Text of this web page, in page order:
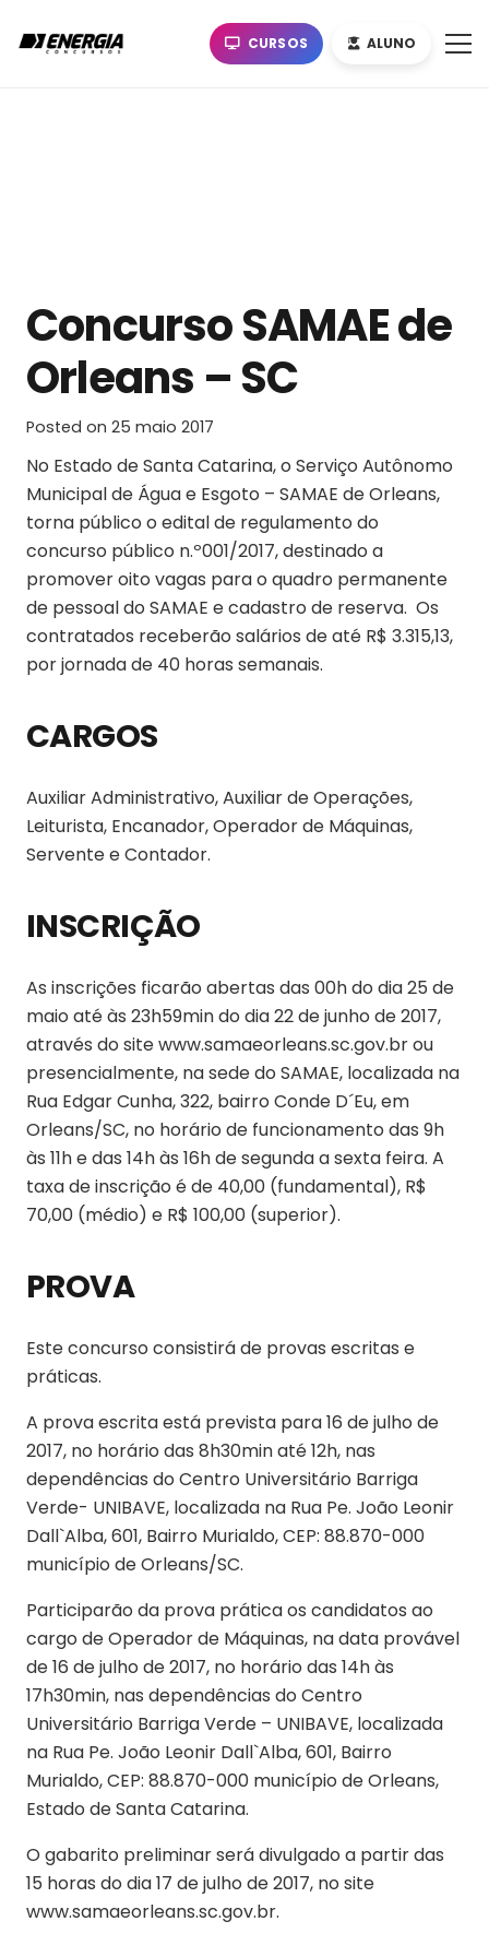
CURSOS ALUNO
Concurso SAMAE de
Orleans – SC
Posted on 25 maio 2017
No Estado de Santa Catarina, o Serviço Autônomo
Municipal de Água e Esgoto – SAMAE de Orleans,
torna público o edital de regulamento do
concurso público n.º001/2017, destinado a
promover oito vagas para o quadro permanente
de pessoal do SAMAE e cadastro de reserva. Os
contratados receberão salários de até R$ 3.315,13,
por jornada de 40 horas semanais.
CARGOS
Auxiliar Administrativo, Auxiliar de Operações,
Leiturista, Encanador, Operador de Máquinas,
Servente e Contador.
INSCRIÇÃO
As inscrições ficarão abertas das 00h do dia 25 de
maio até às 23h59min do dia 22 de junho de 2017,
através do site www.samaeorleans.sc.gov.br ou
presencialmente, na sede do SAMAE, localizada na
Rua Edgar Cunha, 322, bairro Conde D´Eu, em
Orleans/SC, no horário de funcionamento das 9h
às 11h e das 14h às 16h de segunda a sexta feira. A
taxa de inscrição é de 40,00 (fundamental), R$
70,00 (médio) e R$ 100,00 (superior).
PROVA
Este concurso consistirá de provas escritas e
práticas.
A prova escrita está prevista para 16 de julho de
2017, no horário das 8h30min até 12h, nas
dependências do Centro Universitário Barriga
Verde- UNIBAVE, localizada na Rua Pe. João Leonir
Dall`Alba, 601, Bairro Murialdo, CEP: 88.870-000
município de Orleans/SC.
Participarão da prova prática os candidatos ao
cargo de Operador de Máquinas, na data provável
de 16 de julho de 2017, no horário das 14h às
17h30min, nas dependências do Centro
Universitário Barriga Verde – UNIBAVE, localizada
na Rua Pe. João Leonir Dall`Alba, 601, Bairro
Murialdo, CEP: 88.870-000 município de Orleans,
Estado de Santa Catarina.
O gabarito preliminar será divulgado a partir das
15 horas do dia 17 de julho de 2017, no site
www.samaeorleans.sc.gov.br.